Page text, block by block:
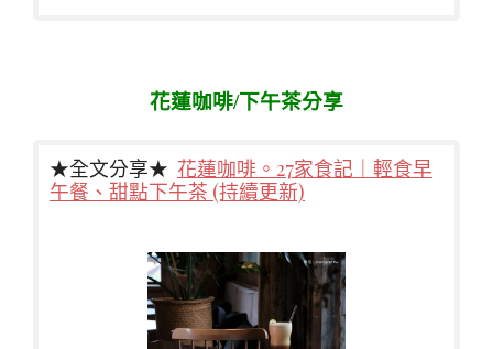
花蓮咖啡/下午茶分享
★全文分享★ 花蓮咖啡。27家食記｜輕食早
午餐、甜點下午茶 (持續更新)